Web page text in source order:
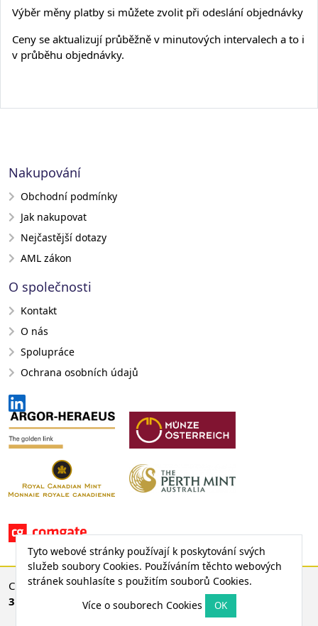
Výběr měny platby si můžete zvolit při odeslání objednávky
Ceny se aktualizují průběžně v minutových intervalech a to i
v průběhu objednávky.
Tyto webové stránky používají k poskytování svých
služeb soubory Cookies. Používáním těchto webových
stránek souhlasíte s použitím souborů Cookies.
Více o souborech Cookies
Nakupování
Obchodní podmínky
Jak nakupovat
Nejčastější dotazy
AML zákon
O společnosti
Kontakt
O nás
Spolupráce
Ochrana osobních údajů
© 2008 - 2026 EMS Gold Investments, s. r. o.
CENA ZLATA
3 750,89 €
64,18 € (1,74 %)